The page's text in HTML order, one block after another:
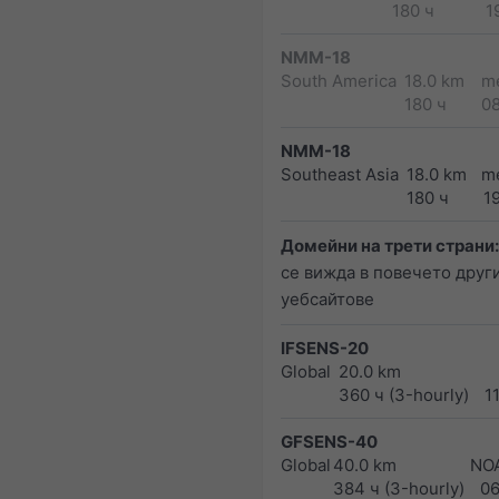
180 ч
NMM-18
South America 18.0 km
180 ч
NMM-18
Southeast Asia 18.0 km
180 ч
Домейни на трети страни:
се вижда в повечето
уебсайтове
IFSENS-20
Global 20.0 km
360 ч (3-hourly)
GFSENS-40
Global 40.0 km
384 ч (3-hourly)